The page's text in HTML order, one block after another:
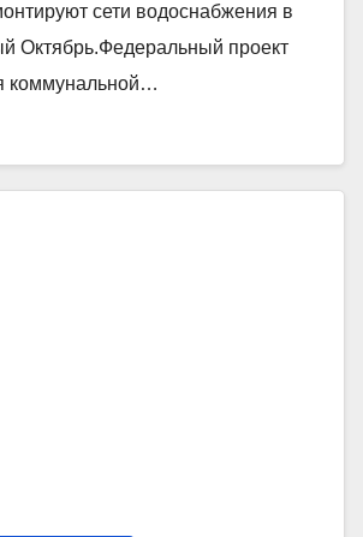
сети водоснабжения в
Октябрь.Федеральный проект
коммунальной…